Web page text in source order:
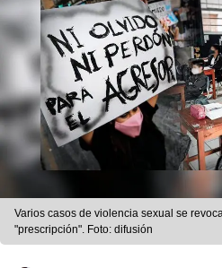
Varios casos de violencia sexual se
"prescripción". Foto: difusión